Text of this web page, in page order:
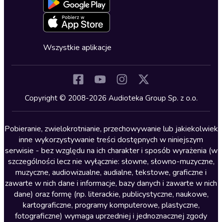
Kryminały
Lektury szkolne
Literatura anglojęzyczna
Literatura faktu
Literatura obyczajowa
Literatura piękna obca
Literatura piękna polska
Nagrania relaksacyjne
Deklaracja dostępności
Oferta dla firm i bibliotek
Zapowiedzi
Cykle audiobooków
Wszystkie aplikacje
Copyright © 2008-2026 Audioteka Group Sp. z o.o.
Pobieranie, zwielokrotnianie, przechowywanie lub jakiekolwiek
inne wykorzystywanie treści dostępnych w niniejszym
serwisie - bez względu na ich charakter i sposób wyrażenia (w
szczególności lecz nie wyłącznie: słowne, słowno-muzyczne,
muzyczne, audiowizualne, audialne, tekstowe, graficzne i
zawarte w nich dane i informacje, bazy danych i zawarte w nich
dane) oraz formę (np. literackie, publicystyczne, naukowe,
kartograficzne, programy komputerowe, plastyczne,
fotograficzne) wymaga uprzedniej i jednoznacznej zgody